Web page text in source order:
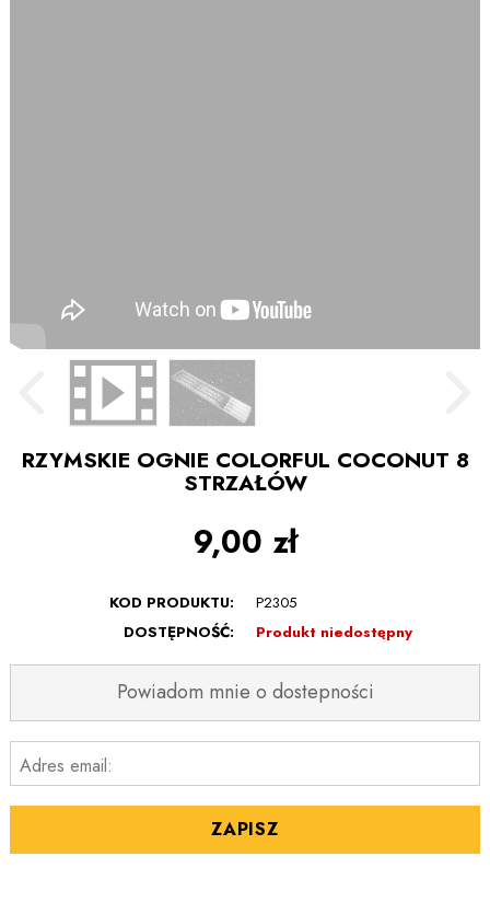
RZYMSKIE OGNIE COLORFUL COCONUT 8
STRZAŁÓW
9,00 zł
KOD PRODUKTU:
P2305
DOSTĘPNOŚĆ:
Produkt niedostępny
Powiadom mnie o dostepności
Adres email:
ZAPISZ